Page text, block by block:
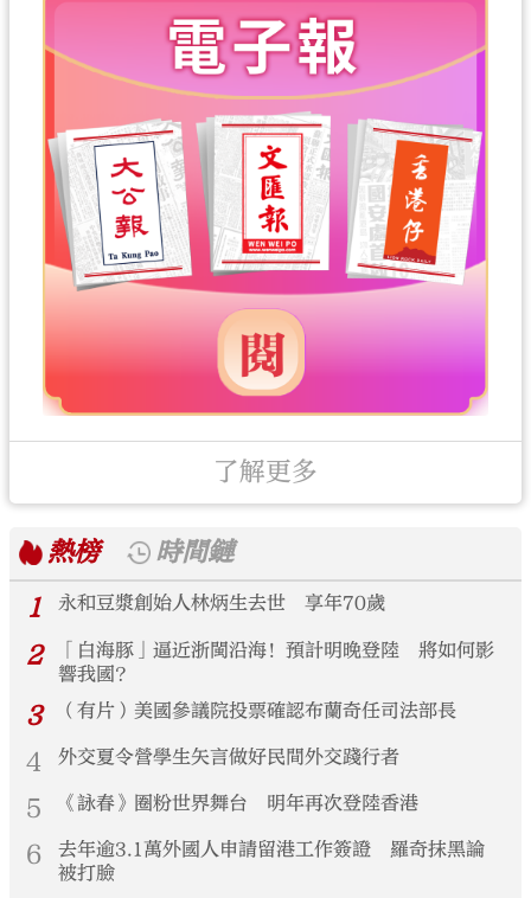
了解更多
熱榜
時間鏈
1
永和豆漿創始人林炳生去世 享年70歲
2
「白海豚」逼近浙閩沿海！預計明晚登陸 將如何影
響我國？
3 （有片）美國參議院投票確認布蘭奇任司法部長
4 外交夏令營學生矢言做好民間外交踐行者
5 《詠春》圈粉世界舞台 明年再次登陸香港
6
去年逾3.1萬外國人申請留港工作簽證 羅奇抹黑論
被打臉